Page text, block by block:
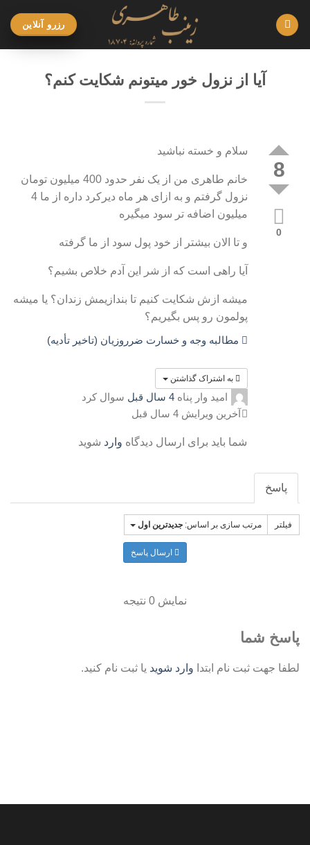
رزرو آنلاین
آیا از نزول خور میتونم شکایت کنم؟
8
0
سلام و خسته نباشید
خانم طاهری من از یک نفر حدود 400 میلیون تومان
نزول گرفتم و به ازای هر ماه دیرکرد داره از ما 4
میلیون اضافه تر سود میگیره
و تا الان بیشتر از خود پول سود از ما گرفته
آیا راهی است که از شر این آدم خلاص بشیم؟
میشه ازش شکایت کنیم تا بندازیمش زندان؟ یا میشه
پولمون رو پس بگیریم؟
مطالبه وجه و خسارت ضرروزیان (تاخیر تأدیه)
به اشتراک گذاشتن
امید وار پناه 4 سال قبل
سوال کرد
آخرین ویرایش 4 سال قبل
شما باید برای ارسال دیدگاه وارد شوید
پاسخ
فیلتر مرتب سازی بر اساس: جدیدترین اول
ارسال پاسخ
نمایش 0 نتیجه
پاسخ شما
لطفا جهت ثبت نام ابتدا وارد شوید یا ثبت نام کنید.